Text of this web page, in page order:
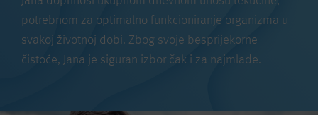
potrebnom za optimalno funkcioniranje organizma u
svakoj životnoj dobi. Zbog svoje besprijekorne
čistoće, Jana je siguran izbor čak i za najmlađe.